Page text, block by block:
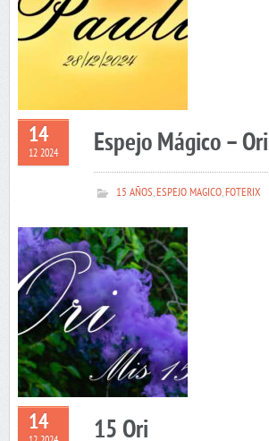
14
12 2024 Espejo Mágico – Ori
15 AÑOS,ESPEJO MAGICO,FOTERIX
14 15 Ori